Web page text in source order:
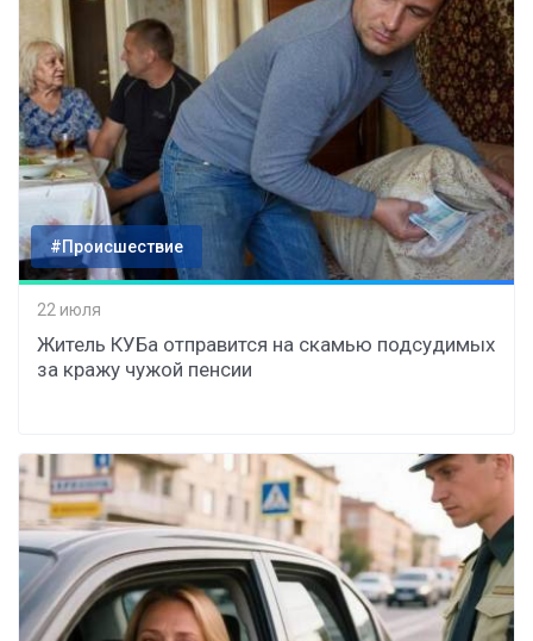
#Происшествие
22 июля
Житель КУБа отправится на скамью подсудимых
за кражу чужой пенсии